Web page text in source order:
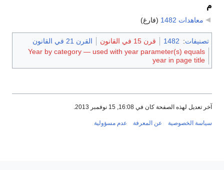
م
معاهدات 1482 (فارغ)
تصنيفات:
1482 قرن 15 في القانون
القرن 21 في القانون
Year by category — used with year parameter(s) equals
year in page title
آخر تعديل لهذه الصفحة كان في 16:08, 15 نوفمبر 2013.
سياسة الخصوصية عن المعرفة عدم مسؤولية